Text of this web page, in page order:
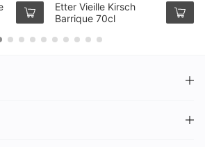
Etter Vieille Kirsch
Barrique 70cl